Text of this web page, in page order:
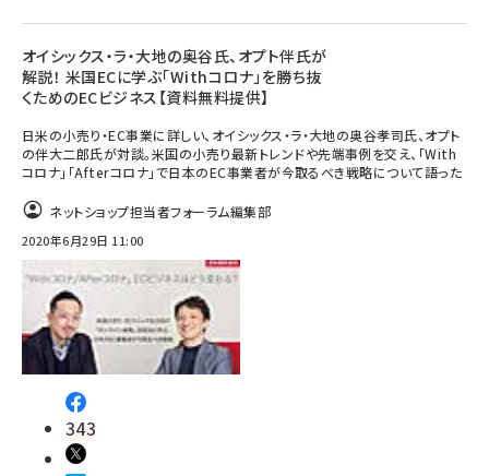
オイシックス・ラ・大地の奥谷氏、オプト伴氏が
解説！ 米国ECに学ぶ「Withコロナ」を勝ち抜
くためのECビジネス【資料無料提供】
日米の小売り・EC事業に詳しい、オイシックス・ラ・大地の奥谷孝司氏、オプト
の伴大二郎氏が対談。米国の小売り最新トレンドや先端事例を交え、「With
コロナ」「Afterコロナ」で日本のEC事業者が今取るべき戦略について語った
ネットショップ担当者フォーラム編集部
2020年6月29日 11:00
343